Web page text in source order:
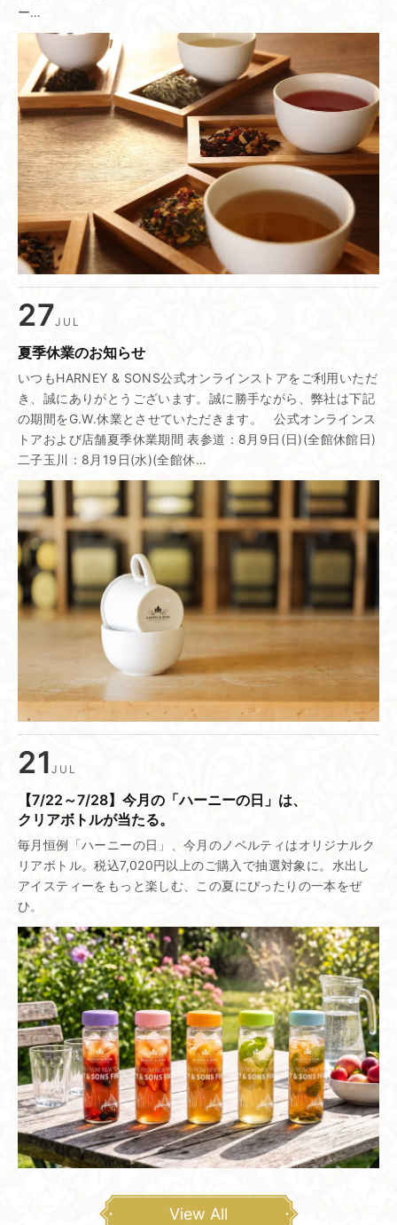
ー…
27JUL
夏季休業の​お知らせ
いつもHARNEY & SONS公式オンラインストアをご利用いただ
き、誠にありがとうございます。誠に勝手ながら、弊社は下記
の期間をG.W.休業とさせていただきます。 公式オンラインス
トアおよび店舗夏季休業期間 表参道：8月9日(日)(全館休館日)
二子玉川：8月19日(水)(全館休…
21JUL
【7/22～7/28】​今月の​「ハーニーの​日」は、​
クリアボトルが​当たる。
毎月恒例「ハーニーの日」、今月のノベルティはオリジナルク
リアボトル。税込7,020円以上のご購入で抽選対象に。水出し
アイスティーをもっと楽しむ、この夏にぴったりの一本をぜ
ひ。
View All